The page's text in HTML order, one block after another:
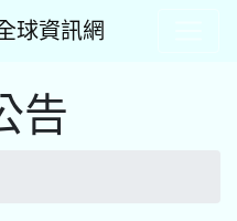
球資訊網
告